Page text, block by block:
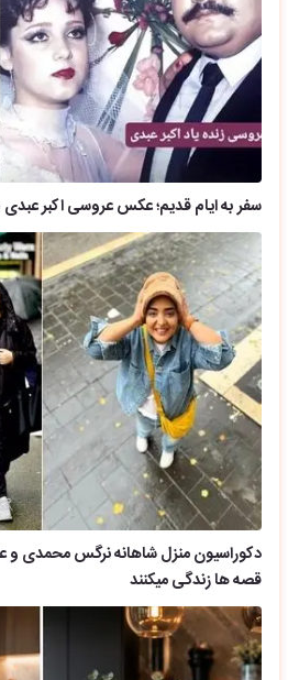
سفر به ایام قدیم؛ عکس عروسی اکبر عبدی با
دکوراسیون منزل شاهانه نرگس محمدی و
قصه ها زندگی میکنند